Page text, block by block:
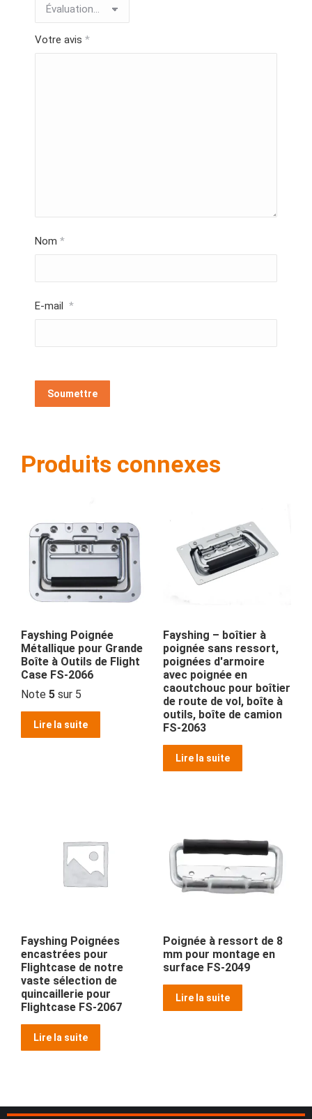
Votre avis *
Nom *
E-mail *
Produits connexes
Fayshing Poignée
Métallique pour Grande
Boîte à Outils de Flight
Case FS-2066
Note 5 sur 5
Lire la suite
Fayshing – boîtier à
poignée sans ressort,
poignées d'armoire
avec poignée en
caoutchouc pour boîtier
de route de vol, boîte à
outils, boîte de camion
FS-2063
Lire la suite
Fayshing Poignées
encastrées pour
Flightcase de notre
vaste sélection de
quincaillerie pour
Flightcase FS-2067
Lire la suite
Poignée à ressort de 8
mm pour montage en
surface FS-2049
Lire la suite